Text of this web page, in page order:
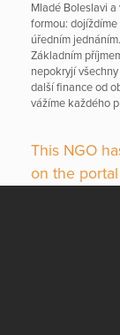
Mladé Boleslavi
formou:
úředním
Základním
nepokryjí
další finance od
vážíme každého
This NGO
on the